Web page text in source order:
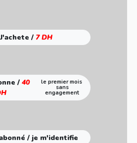
J'achete / 7 DH
/40
le premier mois
sans
engagement
/ je m'identifie